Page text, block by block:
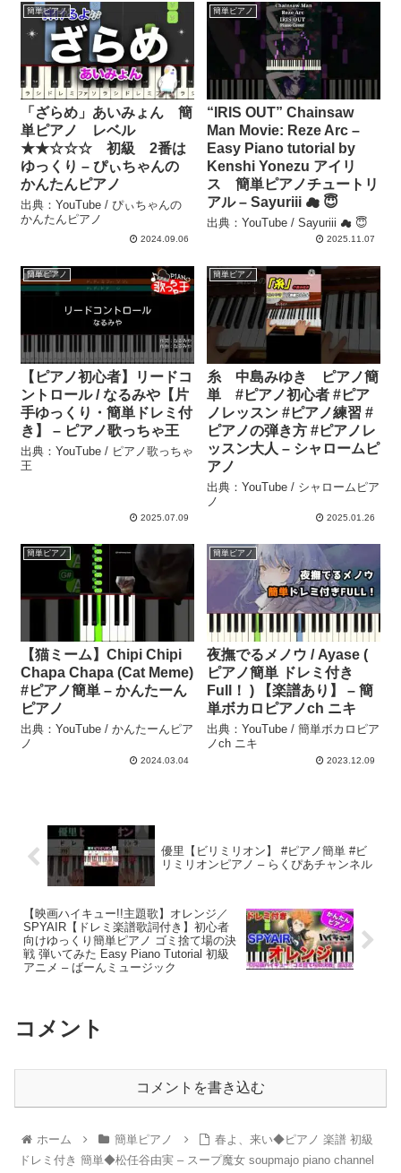
簡単ピアノ
「ざらめ」あいみょん 簡
単ピアノ レベル
★★☆☆☆ 初級 2番は
ゆっくり – ぴぃちゃんの
かんたんピアノ
出典：YouTube / ぴぃちゃんの
かんたんピアノ
2024.09.06
簡単ピアノ
“IRIS OUT” Chainsaw
Man Movie: Reze Arc –
Easy Piano tutorial by
Kenshi Yonezu アイリ
ス 簡単ピアノチュートリ
アル – Sayuriii ☁ 😇
出典：YouTube / Sayuriii ☁ 😇
2025.11.07
簡単ピアノ
【ピアノ初心者】リードコ
ントロール / なるみや【片
手ゆっくり・簡単ドレミ付
き】 – ピアノ歌っちゃ王
出典：YouTube / ピアノ歌っちゃ
王
2025.07.09
簡単ピアノ
糸 中島みゆき ピアノ簡
単 #ピアノ初心者 #ピア
ノレッスン #ピアノ練習 #
ピアノの弾き方 #ピアノレ
ッスン大人 – シャロームピ
アノ
出典：YouTube / シャロームピア
ノ
2025.01.26
簡単ピアノ
【猫ミーム】Chipi Chipi
Chapa Chapa (Cat Meme)
#ピアノ簡単 – かんたーん
ピアノ
出典：YouTube / かんたーんピア
ノ
2024.03.04
簡単ピアノ
夜撫でるメノウ / Ayase (
ピアノ簡単 ドレミ付き
Full！ ) 【楽譜あり】 – 簡
単ボカロピアノch ニキ
出典：YouTube / 簡単ボカロピア
ノch ニキ
2023.12.09
優里【ビリミリオン】 #ピアノ簡単 #ビ
リミリオンピアノ – らくぴあチャンネル
【映画ハイキュー!!主題歌】オレンジ／
SPYAIR【ドレミ楽譜歌詞付き】初心者
向けゆっくり簡単ピアノ ゴミ捨て場の決
戦 弾いてみた Easy Piano Tutorial 初級
アニメ – ばーんミュージック
コメント
コメントを書き込む
ホーム 簡単ピアノ
春よ、来い◆ピアノ 楽譜 初級
ドレミ付き 簡単◆松任谷由実 – スープ魔女 soupmajo piano channel